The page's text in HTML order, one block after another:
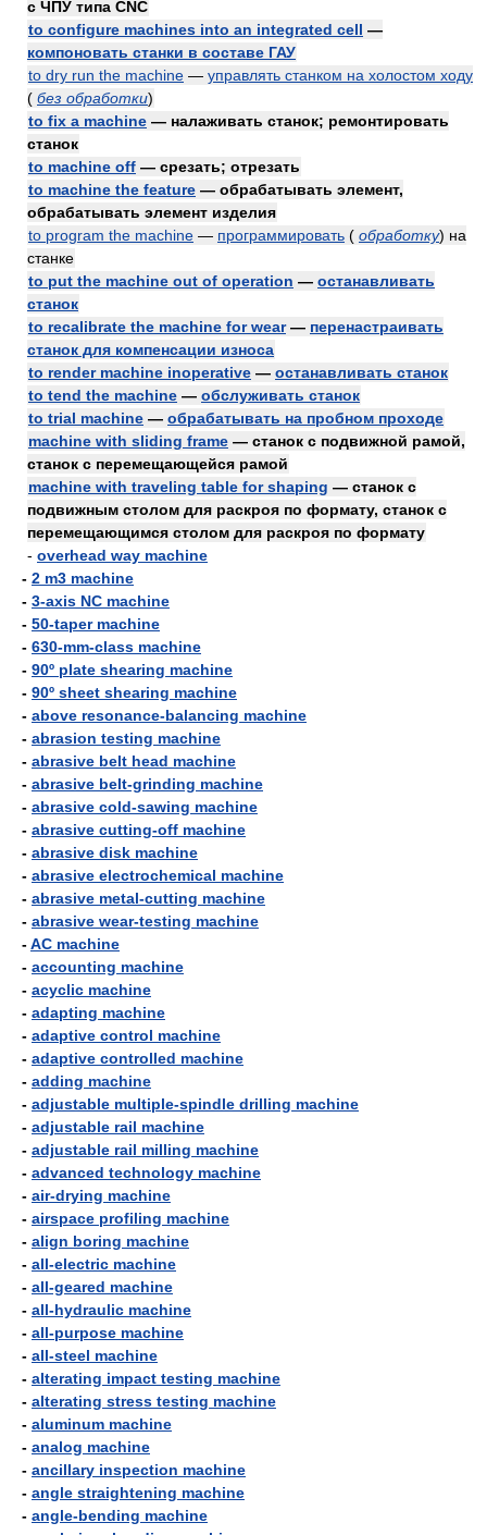
с ЧПУ типа CNC
to configure machines into an integrated cell —
компоновать станки в составе ГАУ
to dry run the machine — управлять станком на холостом ходу
( без обработки)
to fix a machine — налаживать станок; ремонтировать
станок
to machine off — срезать; отрезать
to machine the feature — обрабатывать элемент,
обрабатывать элемент изделия
to program the machine — программировать ( обработку) на
станке
to put the machine out of operation — останавливать
станок
to recalibrate the machine for wear— перенастраивать
станок для компенсации износа
to render machine inoperative — останавливать станок
to tend the machine — обслуживать станок
to trial machine — обрабатывать на пробном проходе
machine with sliding frame — станок с подвижной рамой,
станок с перемещающейся рамой
machine with traveling table for shaping — станок с
подвижным столом для раскроя по формату, станок с
перемещающимся столом для раскроя по формату
- overhead way machine
- 2 m3 machine
- 3-axis NC machine
- 50-taper machine
- 630-mm-class machine
- 90º plate shearing machine
- 90º sheet shearing machine
- above resonance-balancing machine
- abrasion testing machine
- abrasive belt head machine
- abrasive belt-grinding machine
- abrasive cold-sawing machine
- abrasive cutting-off machine
- abrasive disk machine
- abrasive electrochemical machine
- abrasive metal-cutting machine
- abrasive wear-testing machine
-AC machine
- accounting machine
- acyclic machine
- adapting machine
- adaptive control machine
- adaptive controlled machine
- adding machine
- adjustable multiple-spindle drilling machine
- adjustable rail machine
- adjustable rail milling machine
- advanced technology machine
- air-drying machine
- airspace profiling machine
- align boring machine
- all-electric machine
- all-geared machine
- all-hydraulic machine
- all-purpose machine
- all-steel machine
- alterating impact testing machine
- alterating stress testing machine
- aluminum machine
- analog machine
- ancillary inspection machine
- angle straightening machine
- angle-bending machine